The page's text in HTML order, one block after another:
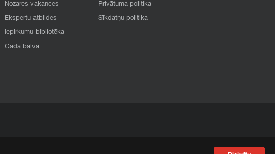
Nozares vakances
Ekspertu atbildes
Iepirkumu bibliotēka
Gada balva
Privātuma politika
Sīkdatņu politika